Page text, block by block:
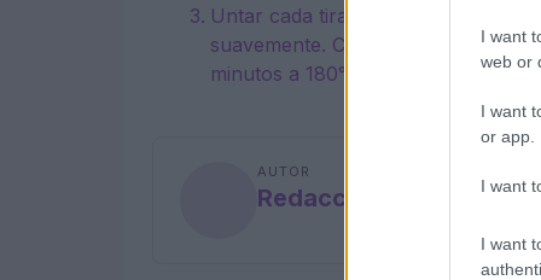
I want
web or
I want
or app.
I want
I want
Untar cada tira con el queso
suavemente. Colocarlas en una
minutos a 180°.
AUTOR
Redacción En Cocina